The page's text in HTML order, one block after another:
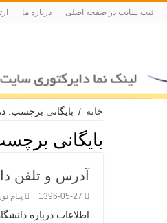
ثبت سایت در صفحه اصلی درباره ما
خانه / بایگانی برچسب:
بایگانی
آدرس و تلفن
1396-05-27 پیام نور
اطلاعات درباره